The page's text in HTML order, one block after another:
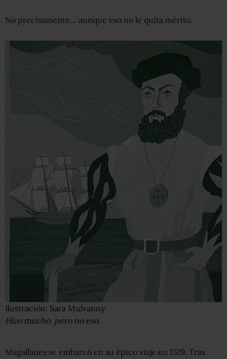
No precisamente… aunque eso no le quita mérito.
Ilustración: Sara Mulvanny
Hizo mucho, pero no eso.
Magallanes se embarcó en su épico viaje en 1519. Tras